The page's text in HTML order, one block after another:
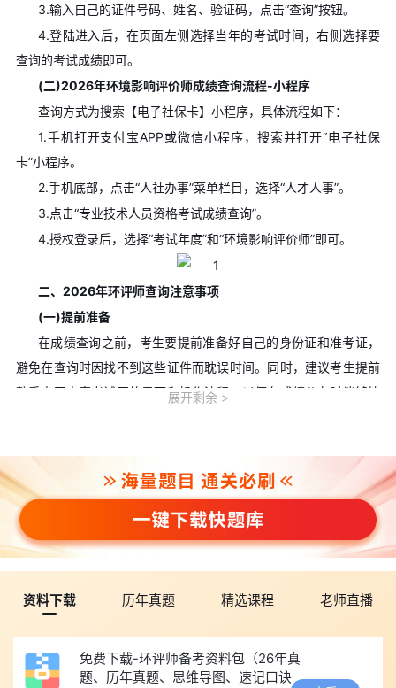
3.输入自己的证件号码、姓名、验证码，点击“查询”按钮。
4.登陆进入后，在页面左侧选择当年的考试时间，右侧选择要
查询的考试成绩即可。
(二)2026年环境影响评价师成绩查询流程-小程序
查询方式为搜索【电子社保卡】小程序，具体流程如下：
1.手机打开支付宝APP或微信小程序，搜索并打开“电子社保
卡”小程序。
2.手机底部，点击“人社办事”菜单栏目，选择“人才人事”。
3.点击“专业技术人员资格考试成绩查询”。
4.授权登录后，选择“考试年度”和“环境影响评价师”即可。
二、2026年环评师查询注意事项
(一)提前准备
在成绩查询之前，考生要提前准备好自己的身份证和准考证，
避免在查询时因找不到这些证件而耽误时间。同时，建议考生提前
熟悉中国人事考试网的界面和操作流程，以便在成绩公布时能够快
成绩公布初期，由于查询人数较多，可能会导致中国人事考试
网出现短暂的拥堵或卡顿现象。
(三)保存查询结果
考生在查询到成绩后，建议将成绩页面进行截图或打印，以备
后续需要时使用。例如，在申请复核、办理证书等相关事宜时，可
能需要提供成绩证明。
三、环评师合格分数线与成绩有效期规则
60%。成绩实行滚动管理模式，报考全部四门科目的人员，需要在
展开剩余
资料下载 历年真题 精选课程 老师直播
免费下载-环评师备考资料包（26年真
题、历年真题、思维导图、速记口诀